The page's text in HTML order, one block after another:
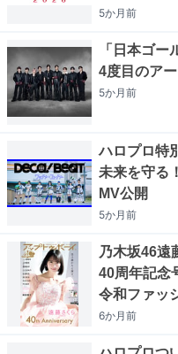
5か月前
「日本ゴ
4度目のア
5か月前
ハロプロ特
未来を守る
MV公開
5か月前
乃木坂46遠
40周年記念
令和ファッ
6か月前